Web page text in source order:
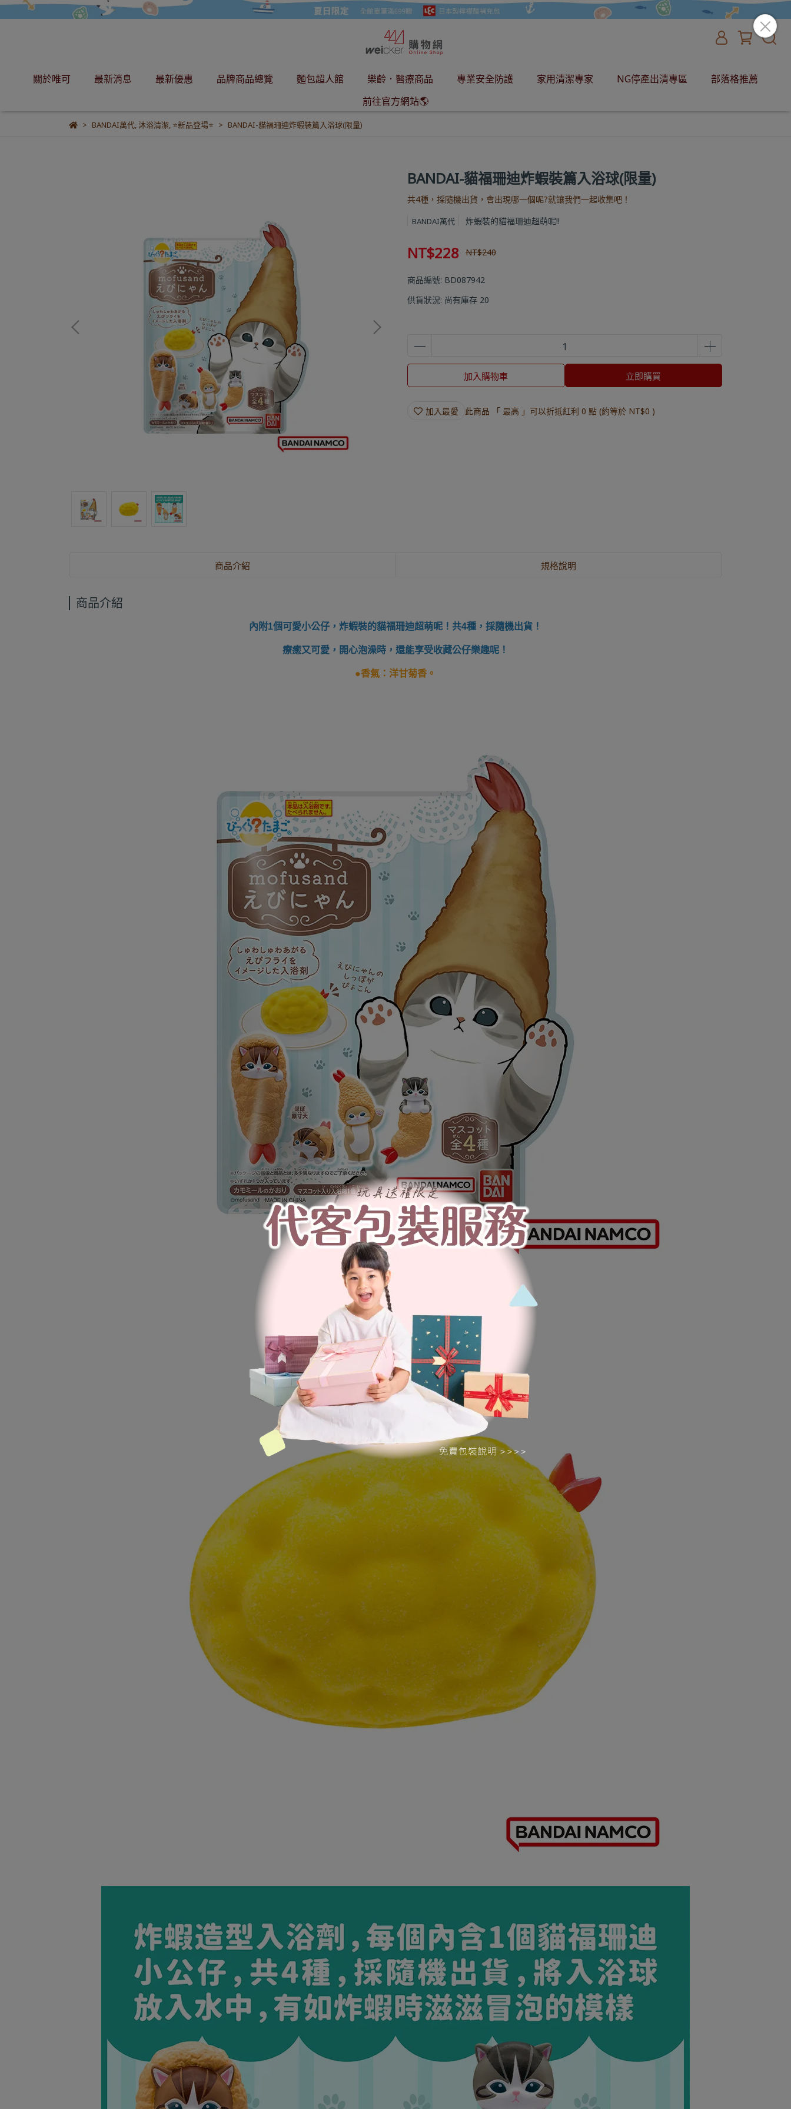
關於唯可 最新消息 最新優惠 品牌商品總覽 麵包超人館 樂齡．醫療商品 專業安全防護 家用清潔專家 NG停產出清專區
部落格推薦
前往官方網站🌎
BANDAI萬代,沐浴清潔,⭐新品登場⭐ BANDAI-貓福珊迪炸蝦裝篇入浴球(限量)
BANDAI-貓福珊迪炸蝦裝篇入浴球(限量)
共4種，採隨機出貨，會出現哪一個呢?就讓我們一起收集吧！
BANDAI萬代 炸蝦裝的貓福珊迪超萌呢!!
NT$228 NT$240
商品編號: BD087942
供貨狀況: 尚有庫存 20
加入購物車 立即購買
加入最愛 此商品 「 最高 」可以折抵紅利 0 點 (約等於 NT$0 )
商品介紹 規格說明
商品介紹
內附1個可愛小公仔，炸蝦裝的貓福珊迪超萌呢！共4種，採隨機出貨！
療癒又可愛，開心泡澡時，還能享受收藏公仔樂趣呢！
●香氣：洋甘菊香。